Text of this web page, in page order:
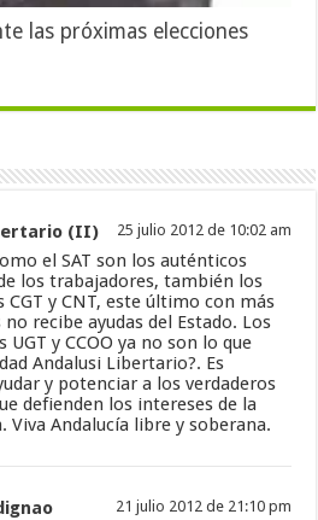
las próximas elecciones
(II) 25 julio 2012 de 10:02 am
el SAT son los auténticos
los trabajadores, también los
y CNT, este último con más
recibe ayudas del Estado. Los
y CCOO ya no son lo que
Andalusi Libertario?. Es
y potenciar a los verdaderos
defienden los intereses de la
Viva Andalucía libre y soberana.
21 julio 2012 de 21:10 pm